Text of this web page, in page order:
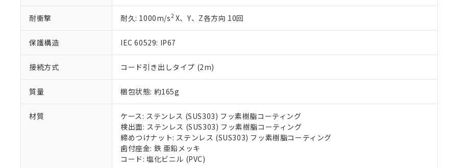
耐衝撃 耐久: 1000m/s2X、Y、Z各方向 10回
保護構造 IEC 60529: IP67
接続方式 コード引き出しタイプ (2m)
質量 梱包状態: 約165g
材質
ケース: ステンレス (SUS303) フッ素樹脂コーティング
検出面: ステンレス (SUS303) フッ素樹脂コーティング
締めつけナット: ステンレス (SUS303) フッ素樹脂コーティング
歯付座金: 鉄 亜鉛メッキ
コード: 塩化ビニル (PVC)